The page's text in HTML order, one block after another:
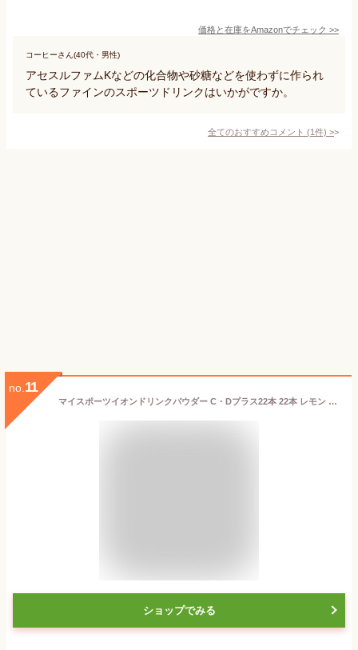
価格と在庫をAmazonでチェック >>
コーヒーさん(40代・男性)
アセスルファムKなどの化合物や砂糖などを使わずに作られ
ているファインのスポーツドリンクはいかがですか。
全てのおすすめコメント (1件) >
no. 11
マイスポーツイオンドリンクパウダー C・Dプラス22本 22本 レモン 味 砂糖不使用 低カロリー スポドリ ドリンク 粉 パウダー 粉末 インスタント 水分補給 業務用 甘さをおさえた ファイン マイスポ
ショップでみる